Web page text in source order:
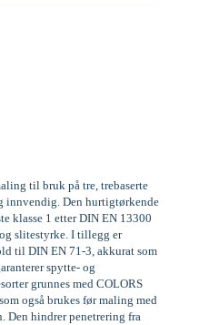
til bruk på tre, trebaserte
innvendig. Den hurtigtørkende
klasse 1 etter DIN EN 13300
slitestyrke. I tillegg er
til DIN EN 71-3, akkurat som
spytte- og
grunnes med COLORS
også brukes før maling med
Den hindrer penetrering fra